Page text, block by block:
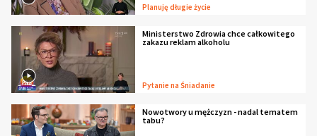
Planuję długie życie
Ministerstwo Zdrowia chce całkowitego
zakazu reklam alkoholu
Pytanie na Śniadanie
Nowotwory u mężczyzn - nadal tematem
tabu?